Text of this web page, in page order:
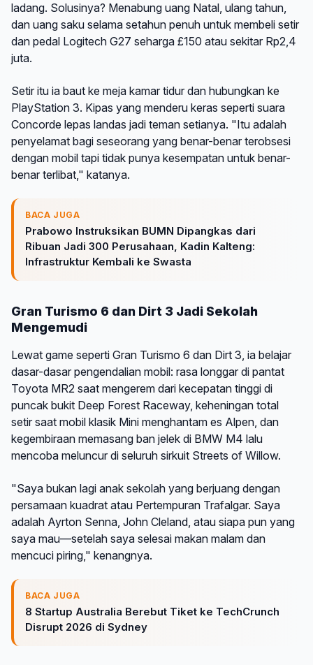
ladang. Solusinya? Menabung uang Natal, ulang tahun,
dan uang saku selama setahun penuh untuk membeli setir
dan pedal Logitech G27 seharga £150 atau sekitar Rp2,4
juta.
Setir itu ia baut ke meja kamar tidur dan hubungkan ke
PlayStation 3. Kipas yang menderu keras seperti suara
Concorde lepas landas jadi teman setianya. "Itu adalah
penyelamat bagi seseorang yang benar-benar terobsesi
dengan mobil tapi tidak punya kesempatan untuk benar-
benar terlibat," katanya.
BACA JUGA
Prabowo Instruksikan BUMN Dipangkas dari
Ribuan Jadi 300 Perusahaan, Kadin Kalteng:
Infrastruktur Kembali ke Swasta
Gran Turismo 6 dan Dirt 3 Jadi Sekolah
Mengemudi
Lewat game seperti Gran Turismo 6 dan Dirt 3, ia belajar
dasar-dasar pengendalian mobil: rasa longgar di pantat
Toyota MR2 saat mengerem dari kecepatan tinggi di
puncak bukit Deep Forest Raceway, keheningan total
setir saat mobil klasik Mini menghantam es Alpen, dan
kegembiraan memasang ban jelek di BMW M4 lalu
mencoba meluncur di seluruh sirkuit Streets of Willow.
"Saya bukan lagi anak sekolah yang berjuang dengan
persamaan kuadrat atau Pertempuran Trafalgar. Saya
adalah Ayrton Senna, John Cleland, atau siapa pun yang
saya mau—setelah saya selesai makan malam dan
mencuci piring," kenangnya.
BACA JUGA
8 Startup Australia Berebut Tiket ke TechCrunch
Disrupt 2026 di Sydney